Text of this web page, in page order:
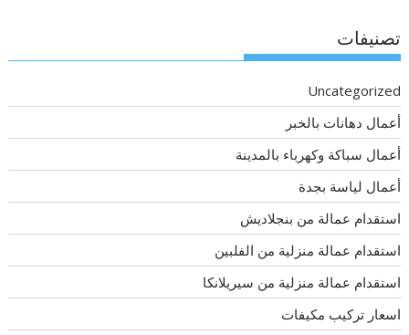
تصنيفات
Uncategorized
أعمال دهانات بالخبر
أعمال سباكة وكهرباء بالمدينة
أعمال لياسة بجدة
استقدام عمالة من بنجلاديش
استقدام عمالة منزلية من الفلبين
استقدام عمالة منزلية من سيريلانكا
اسعار تركيب مكيفات